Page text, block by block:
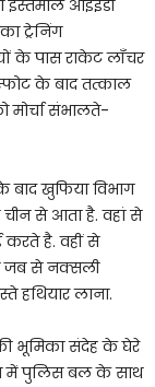
इस्तेमाल आइईडी
ट्रेनिंग
के पास राकेट लॉंचर
के बाद तत्काल
मोर्चा संभालते-
खुफिया विभाग
से आता है. वहां से
है. वहीं से
में जब से नक्सली
हथियार लाना.
भूमिका संदेह के घेरे
में पुलिस बल के साथ